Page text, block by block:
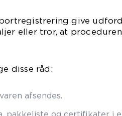
give
eller tror, at
disse råd:
afsendes.